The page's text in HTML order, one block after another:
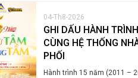
04-Th8-2026
GHI DẤU HÀNH
CÙNG HỆ THỐNG
PHỐI
Hành trình 15 năm (2011 –